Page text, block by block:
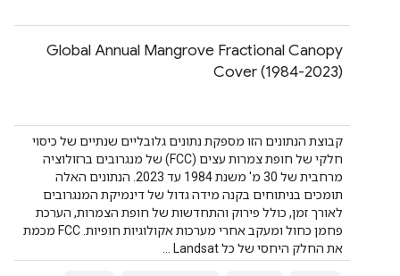
Global Annual Mangrove Fractional Canopy
Cover (1984-2023)
קבוצת הנתונים הזו מספקת נתונים גלובליים שנתיים של כיסוי
חלקי של חופת צמרות עצים (FCC) של מנגרובים ברזולוציה
מרחבית של 30 מ' משנת 1984 עד 2023. הנתונים האלה
תומכים בניתוחים בקנה מידה גדול של דינמיקת המנגרובים
לאורך זמן, כולל פירוק והתחדשות של חופת הצמרות, הערכת
פחמן כחול ומעקב אחרי מערכות אקולוגיות חופיות. ‫FCC מכמת
את החלק היחסי של כל Landsat …